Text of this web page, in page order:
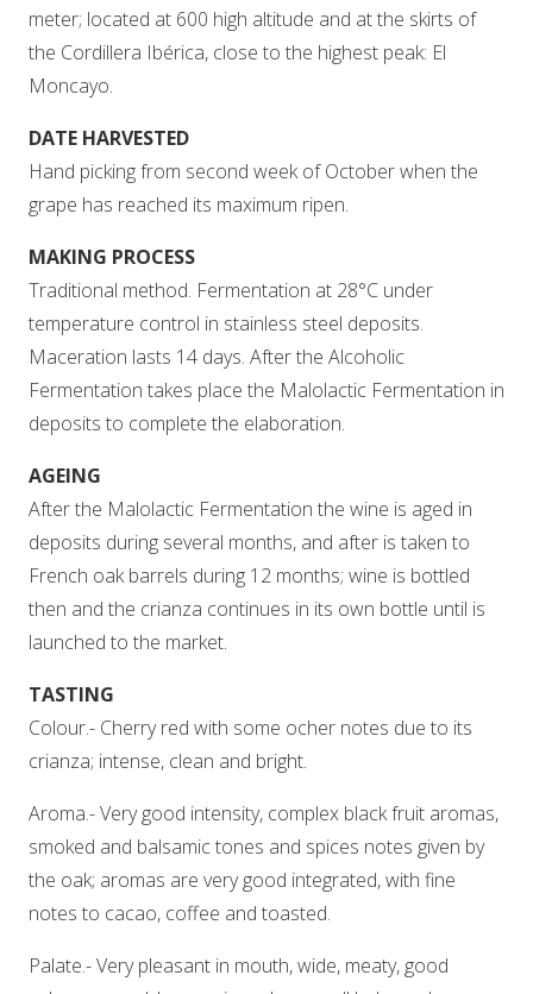
meter; located at 600 high altitude and at the skirts of
the Cordillera Ibérica, close to the highest peak: El
Moncayo.
DATE HARVESTED
Hand picking from second week of October when the
grape has reached its maximum ripen.
MAKING PROCESS
Traditional method. Fermentation at 28°C under
temperature control in stainless steel deposits.
Maceration lasts 14 days. After the Alcoholic
Fermentation takes place the Malolactic Fermentation in
deposits to complete the elaboration.
AGEING
After the Malolactic Fermentation the wine is aged in
deposits during several months, and after is taken to
French oak barrels during 12 months; wine is bottled
then and the crianza continues in its own bottle until is
launched to the market.
TASTING
Colour.- Cherry red with some ocher notes due to its
crianza; intense, clean and bright.
Aroma.- Very good intensity, complex black fruit aromas,
smoked and balsamic tones and spices notes given by
the oak; aromas are very good integrated, with fine
notes to cacao, coffee and toasted.
Palate.- Very pleasant in mouth, wide, meaty, good